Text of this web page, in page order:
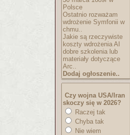
Polsce
Ostatnio rozważam
wdrożenie Symfonii w
chmu..
Jakie są rzeczywiste
koszty wdrożenia AI
dobre szkolenia lub
materiały dotyczące
Arc..
Dodaj ogłoszenie..
Czy wojna USA/Iran
skoczy się w 2026?
Raczej tak
Chyba tak
Nie wiem